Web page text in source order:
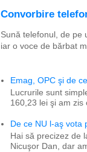
Convorbire
Sună telefonul, de pe
iar o voce de bărbat
Emag, OPC şi de
Lucrurile sunt
160,23 lei şi am
De ce NU l-aş vota
Hai să precizez de
Nicuşor Dan, dar